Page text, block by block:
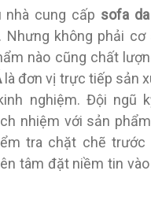
nhà cung cấp sofa
. Nhưng không phải cơ
nào cũng chất
là đơn vị trực tiếp sản
nghiệm. Đội ngũ
nhiệm với sản
tra chặt chẽ trước
tâm đặt niềm tin vào